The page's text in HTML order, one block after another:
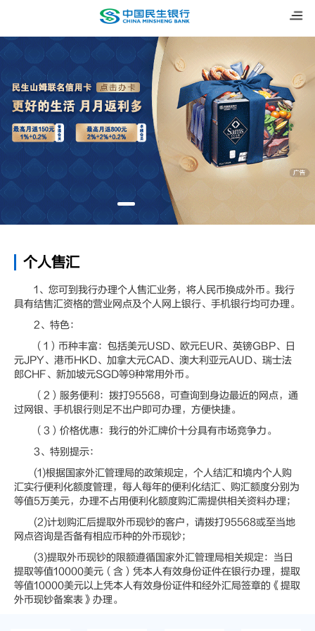
个人售汇
1、您可到我行办理个人售汇业务，将人民币换成外币。我行
具有结售汇资格的营业网点及个人网上银行、手机银行均可办理。
2、特色：
（1）币种丰富：包括美元USD、欧元EUR、英镑GBP、日
元JPY、港币HKD、加拿大元CAD、澳大利亚元AUD、瑞士法
郎CHF、新加坡元SGD等9种常用外币。
（2）服务便利：拨打95568，可查询到身边最近的网点，通
过网银、手机银行则足不出户即可办理，方便快捷。
（3）价格优惠：我行的外汇牌价十分具有市场竞争力。
3、特别提示：
(1)根据国家外汇管理局的政策规定，个人结汇和境内个人购
汇实行便利化额度管理，每人每年的便利化结汇、购汇额度分别为
等值5万美元，办理不占用便利化额度购汇需提供相关资料办理；
(2)计划购汇后提取外币现钞的客户，请拨打95568或至当地
网点咨询是否备有相应币种的外币现钞；
(3)提取外币现钞的限额遵循国家外汇管理局相关规定：当日
提取等值10000美元（含）凭本人有效身份证件在银行办理，提取
等值10000美元以上凭本人有效身份证件和经外汇局签章的《提取
外币现钞备案表》办理。